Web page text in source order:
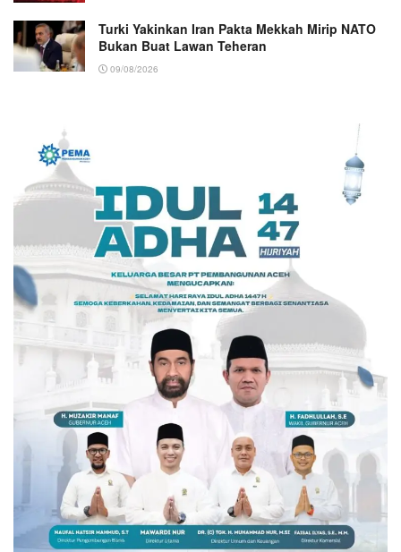
Turki Yakinkan Iran Pakta Mekkah Mirip NATO
Bukan Buat Lawan Teheran
09/08/2026